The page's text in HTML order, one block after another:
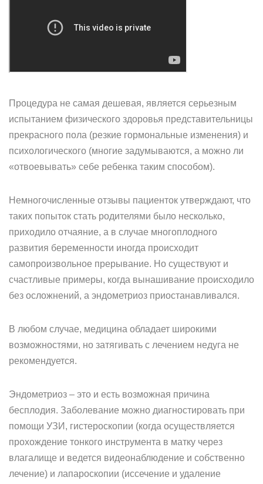
Процедура не самая дешевая, является серьезным
испытанием физического здоровья представительницы
прекрасного пола (резкие гормональные изменения) и
психологического (многие задумываются, а можно ли
«отвоевывать» себе ребенка таким способом).
Немногочисленные отзывы пациенток утверждают, что
таких попыток стать родителями было несколько,
приходило отчаяние, а в случае многоплодного
развития беременности иногда происходит
самопроизвольное прерывание. Но существуют и
счастливые примеры, когда вынашивание происходило
без осложнений, а эндометриоз приостанавливался.
В любом случае, медицина обладает широкими
возможностями, но затягивать с лечением недуга не
рекомендуется.
Эндометриоз – это и есть возможная причина
бесплодия. Заболевание можно диагностировать при
помощи УЗИ, гистероскопии (когда осуществляется
прохождение тонкого инструмента в матку через
влагалище и ведется видеонаблюдение и собственно
лечение) и лапароскопии (иссечение и удаление